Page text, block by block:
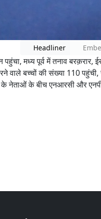
Headliner
मध्य पूर्व में तनाव बरक़रार,
वाले बच्चों की संख्या 110
के नेताओं के बीच एनआरसी और